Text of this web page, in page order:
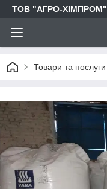
ТОВ "АГРО-ХІМПРОМ"
Товари та послуги